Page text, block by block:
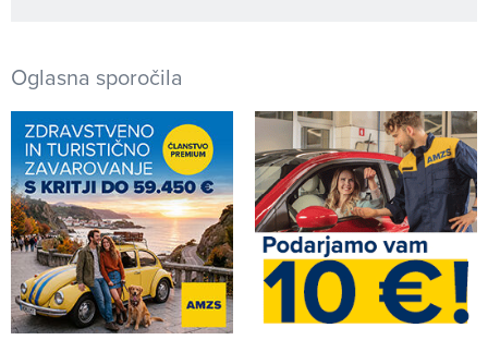
Oglasna sporočila